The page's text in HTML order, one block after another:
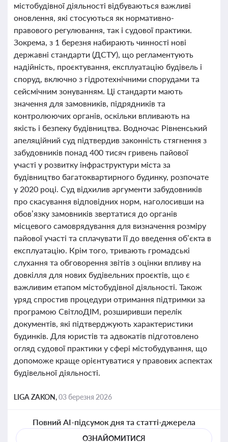
містобудівної діяльності відбуваються важливі
оновлення, які стосуються як нормативно-
правового регулювання, так і судової практики.
Зокрема, з 1 березня набирають чинності нові
державні стандарти (ДСТУ), що регламентують
надійність, проєктування, експлуатацію будівель і
споруд, включно з гідротехнічними спорудами та
сейсмічним зонуванням. Ці стандарти мають
значення для замовників, підрядників та
контролюючих органів, оскільки впливають на
якість і безпеку будівництва. Водночас Рівненський
апеляційний суд підтвердив законність стягнення з
забудовників понад 400 тисяч гривень пайової
участі у розвитку інфраструктури міста за
будівництво багатоквартирного будинку, розпочате
у 2020 році. Суд відхилив аргументи забудовників
про скасування відповідних норм, наголосивши на
обов’язку замовників звертатися до органів
місцевого самоврядування для визначення розміру
пайової участі та сплачувати її до введення об’єкта в
експлуатацію. Крім того, тривають громадські
слухання та обговорення звітів з оцінки впливу на
довкілля для нових будівельних проєктів, що є
важливим етапом містобудівної діяльності. Також
уряд спростив процедури отримання підтримки за
програмою СвітлоДІМ, розширивши перелік
документів, які підтверджують характеристики
будинків. Для юристів та адвокатів підготовлено
огляд судової практики у сфері містобудування, що
допоможе краще орієнтуватися у правових аспектах
будівельної діяльності.
LIGA ZAKON,03 березня 2026
Повний AI-підсумок дня та статті-джерела
ОЗНАЙОМИТИСЯ